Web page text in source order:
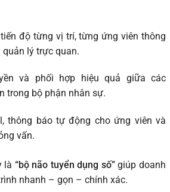
độ từng vị trí, từng ứng viên thông
quản lý trực quan.
và phối hợp hiệu quả giữa các
trong bộ phận nhân sự.
thông báo tự động cho ứng viên và
vấn.
là “bộ não tuyển dụng số”giúp doanh
nhanh – gọn – chính xác.